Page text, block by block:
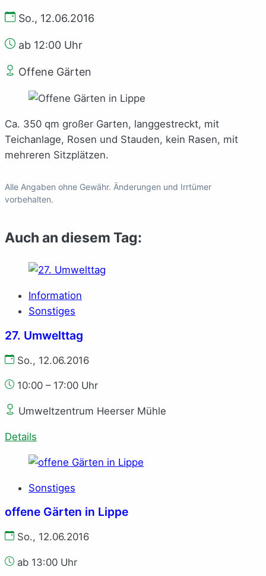
So., 12.06.2016
ab 12:00 Uhr
Offene Gärten
Ca. 350 qm großer Garten, langgestreckt, mit
Teichanlage, Rosen und Stauden, kein Rasen, mit
mehreren Sitzplätzen.
Alle Angaben ohne Gewähr. Änderungen und Irrtümer
vorbehalten.
Auch an diesem Tag:
Information
Sonstiges
27. Umwelttag
So., 12.06.2016
10:00 – 17:00 Uhr
Umweltzentrum Heerser Mühle
Details
Sonstiges
offene Gärten in Lippe
So., 12.06.2016
ab 13:00 Uhr